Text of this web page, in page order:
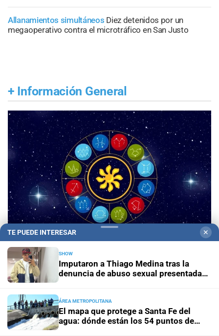
Allanamientos simultáneos Diez detenidos por un
megaoperativo contra el microtráfico en San Justo
+ Información General
Panorama astrológico Horóscopo de hoy 8 de
agosto de 2026
Horóscopo del díaHoróscopo de hoy para Piscis: 08 de
agosto de 2026
TE PUEDE INTERESAR ✕
SHOW
Imputaron a Thiago Medina tras la
denuncia de abuso sexual presentada
ÁREA METROPOLITANA
El mapa que protege a Santa Fe del
agua: dónde están los 54 puntos de